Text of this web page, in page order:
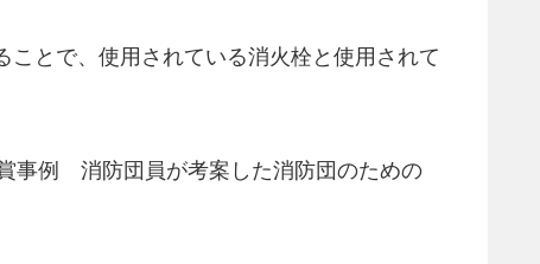
とで、使用されている消火栓と使用されて
事例 消防団員が考案した消防団のための